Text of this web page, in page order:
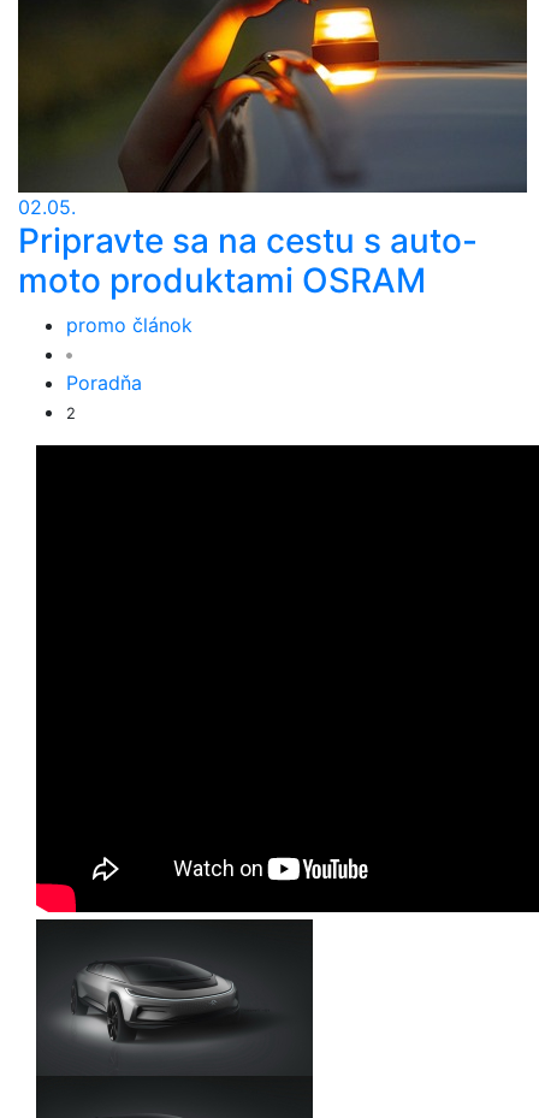
02.05.
Pripravte sa na cestu s auto-
moto produktami OSRAM
promo článok
Poradňa
2